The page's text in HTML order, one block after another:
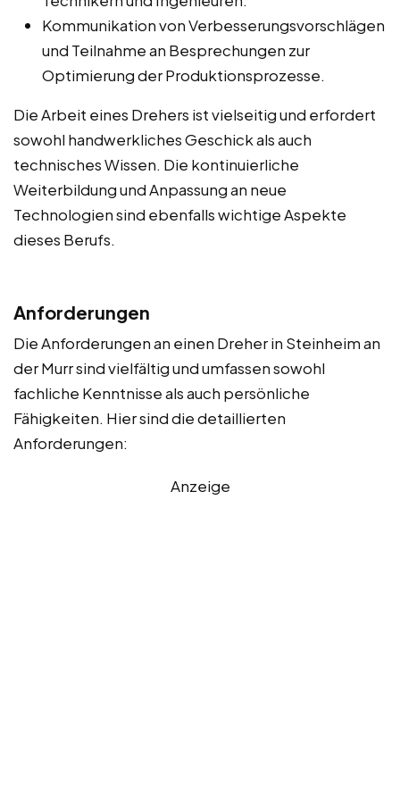
Kommunikation von Verbesserungsvorschlägen
und Teilnahme an Besprechungen zur
Optimierung der Produktionsprozesse.
Die Arbeit eines Drehers ist vielseitig und erfordert
sowohl handwerkliches Geschick als auch
technisches Wissen. Die kontinuierliche
Weiterbildung und Anpassung an neue
Technologien sind ebenfalls wichtige Aspekte
dieses Berufs.
Anforderungen
Die Anforderungen an einen Dreher in Steinheim an
der Murr sind vielfältig und umfassen sowohl
fachliche Kenntnisse als auch persönliche
Fähigkeiten. Hier sind die detaillierten
Anforderungen:
Anzeige